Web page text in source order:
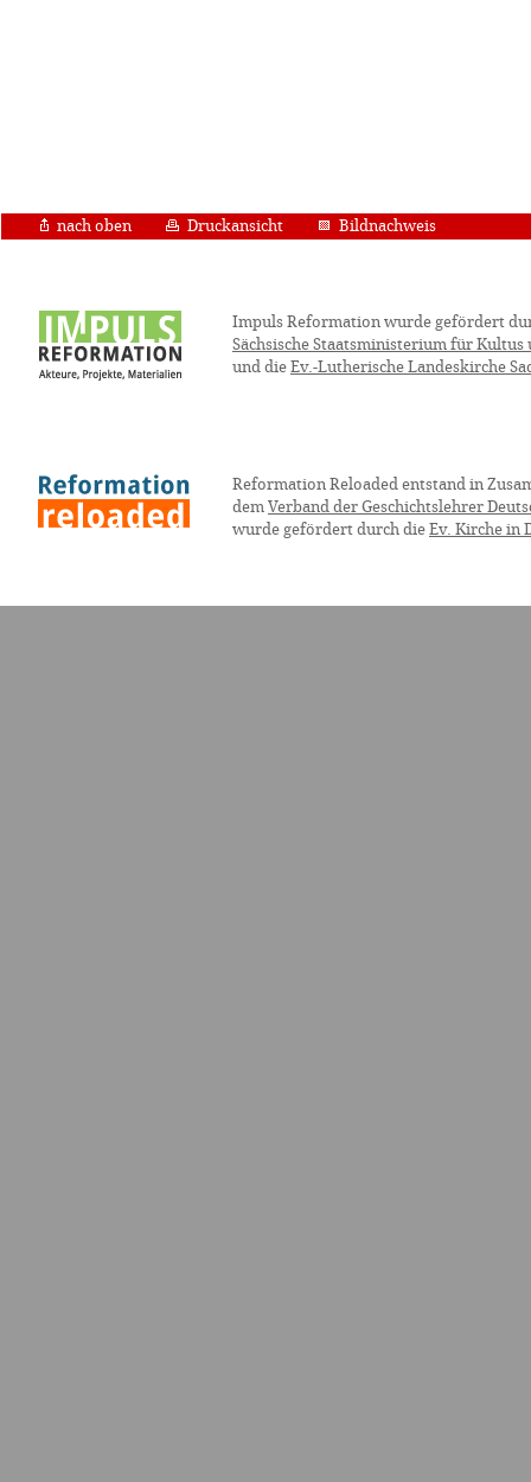
nach oben Druckansicht Bildnachweis
Impuls Reformation wurde gefördert
Sächsische Staatsministerium für Kultus
und die Ev.-Lutherische Landeskirche
Reformation Reloaded entstand in
dem Verband der Geschichtslehrer
wurde gefördert durch die Ev. Kirche in